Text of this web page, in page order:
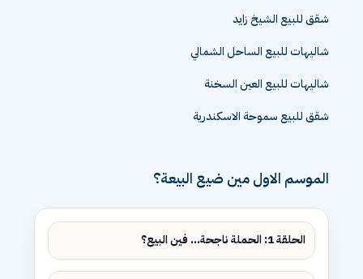
شقق للبيع الشيخ زايد
شاليهات للبيع الساحل الشمالي
شاليهات للبيع العين السخنة
شقق للبيع سموحة الاسكندرية
الموسم الاول مين ضيع البيعة؟
الحلقة 1: الحملة ناجحة... فين البيع؟